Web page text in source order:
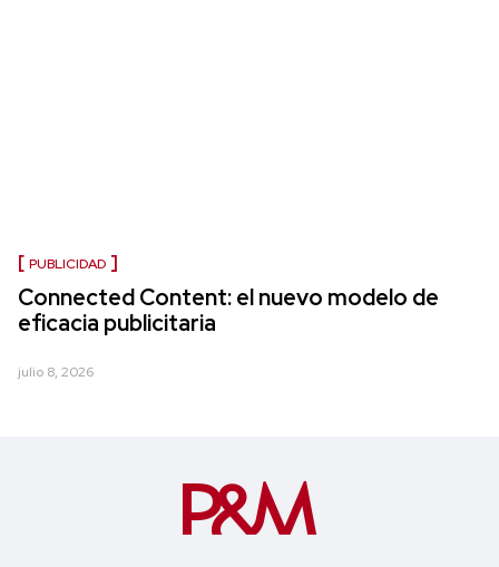
PUBLICIDAD
Connected Content: el nuevo modelo de
eficacia publicitaria
julio 8, 2026